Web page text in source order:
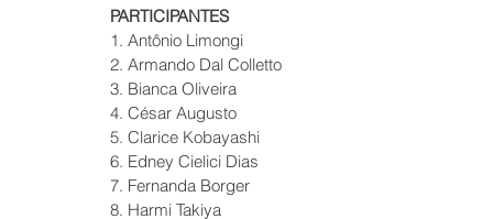
PARTICIPANTES
1. Antônio Limongi
2. Armando Dal Colletto
3. Bianca Oliveira
4. César Augusto
5. Clarice Kobayashi
6. Edney Cielici Dias
7. Fernanda Borger
8. Harmi Takiya